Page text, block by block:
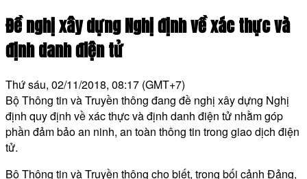
Đề nghị xây dựng Nghị định về xác thực và
định danh điện tử
Thứ sáu, 02/11/2018, 08:17 (GMT+7)
Bộ Thông tin và Truyền thông đang đề nghị xây dựng Nghị
định quy định về xác thực và định danh điện tử nhằm góp
phần đảm bảo an ninh, an toàn thông tin trong giao dịch điện
tử.
Bộ Thông tin và Truyền thông cho biết, trong bối cảnh Đảng,